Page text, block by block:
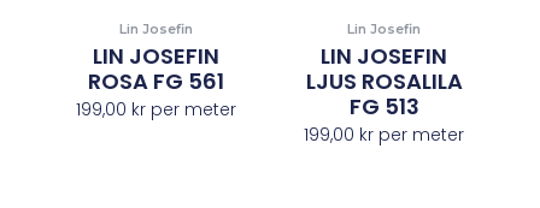
Lin Josefin
LIN JOSEFIN
ROSA FG 561
199,00 krper meter
Lin Josefin
LIN JOSEFIN
LJUS ROSALILA
FG 513
199,00 kr per meter